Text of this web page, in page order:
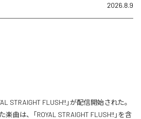
2026.8.9
STRAIGHT FLUSH!!」が配信開始された。
曲は、「ROYAL STRAIGHT FLUSH!!」を含